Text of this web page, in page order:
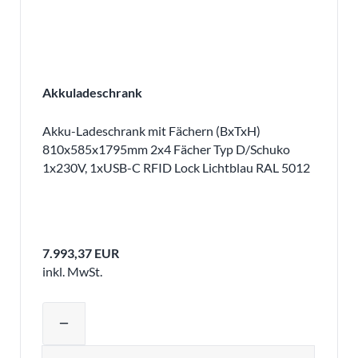
Akkuladeschrank
Akku-Ladeschrank mit Fächern (BxTxH)
810x585x1795mm 2x4 Fächer Typ D/Schuko
1x230V, 1xUSB-C RFID Lock Lichtblau RAL 5012
7.993,37 EUR
inkl. MwSt.
remove